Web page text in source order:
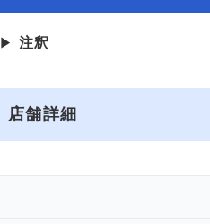
▶ 注釈
店舗詳細